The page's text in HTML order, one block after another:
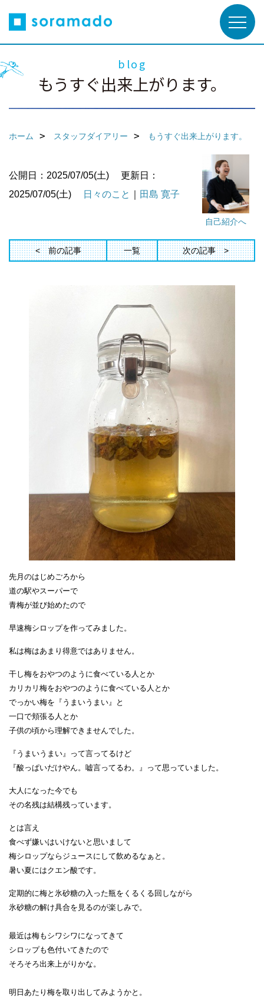
blog
もうすぐ出来上がります。
ホーム スタッフダイアリー もうすぐ出来上がります。
自己紹介へ
公開日：2025/07/05(土)
更新日：
2025/07/05(土)
日々のこと 田島 寛子
前の記事 一覧 次の記事
先月のはじめごろから
道の駅やスーパーで
青梅が並び始めたので
早速梅シロップを作ってみました。
私は梅はあまり得意ではありません。
干し梅をおやつのように食べている人とか
カリカリ梅をおやつのように食べている人とか
でっかい梅を『うまいうまい』と
一口で頬張る人とか
子供の頃から理解できませんでした。
『うまいうまい』って言ってるけど
『酸っぱいだけやん。嘘言ってるわ。』って思っていました。
大人になった今でも
その名残は結構残っています。
とは言え
食べず嫌いはいけないと思いまして
梅シロップならジュースにして飲めるなぁと。
暑い夏にはクエン酸です。
定期的に梅と氷砂糖の入った瓶をくるくる回しながら
氷砂糖の解け具合を見るのが楽しみで。
最近は梅もシワシワになってきて
シロップも色付いてきたので
そろそろ出来上がりかな。
明日あたり梅を取り出してみようかと。